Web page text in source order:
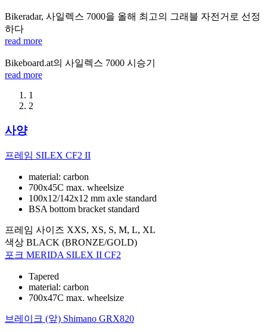
Bikeradar, 사일렉스 7000을 올해 최고의 그래블 자전거로 선정
하다
read more
Bikeboard.at의 사일렉스 7000 시승기
read more
1
2
사양
프레임 SILEX CF2 II
material: carbon
700x45C max. wheelsize
100x12/142x12 mm axle standard
BSA bottom bracket standard
프레임 사이즈 XXS, XS, S, M, L, XL
색상 BLACK (BRONZE/GOLD)
포크 MERIDA SILEX II CF2
Tapered
material: carbon
700x47C max. wheelsize
브레이크 (앞) Shimano GRX820